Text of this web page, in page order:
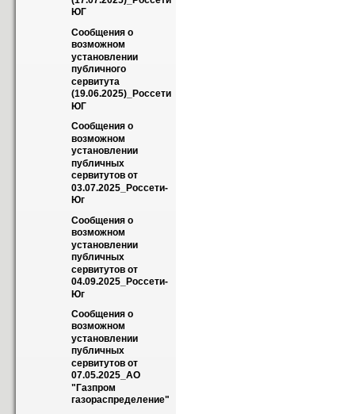
ЮГ
Сообщения о
возможном
установлении
публичного
сервитута
(19.06.2025)_Россети
ЮГ
Сообщения о
возможном
установлении
публичных
сервитутов от
03.07.2025_Россети-
Юг
Сообщения о
возможном
установлении
публичных
сервитутов от
04.09.2025_Россети-
Юг
Сообщения о
возможном
установлении
публичных
сервитутов от
07.05.2025_АО
"Газпром
газораспределение"